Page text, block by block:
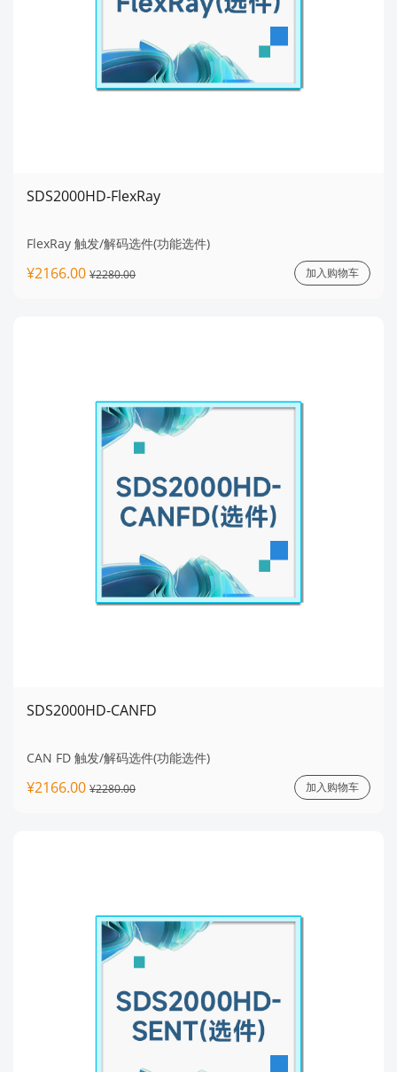
SDS2000HD-FlexRay
FlexRay 触发/解码选件(功能选件)
¥2166.00 ¥2280.00 加入购物车
SDS2000HD-CANFD
CAN FD 触发/解码选件(功能选件)
¥2166.00 ¥2280.00 加入购物车